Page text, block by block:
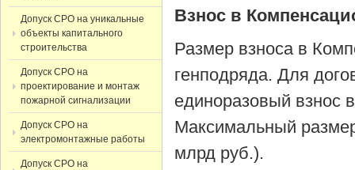
Взнос в
Размер взноса в
генподряда. Для
единоразовый взнос
Максимальный
млрд руб.).
Допуск СРО на уникальные
объекты капитального
строительства
Допуск СРО на
проектирование и монтаж
пожарной сигнализации
Допуск СРО на
электромонтажные работы
Допуск СРО на